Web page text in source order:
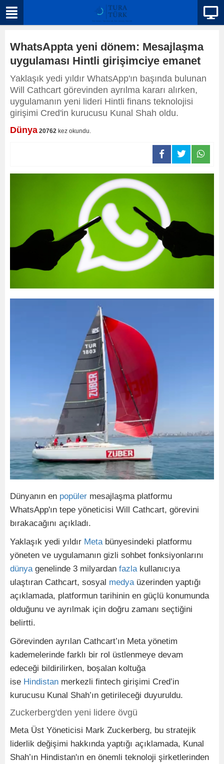
WhatsAppta yeni dönem: Mesajlaşma
uygulaması Hintli girişimciye emanet
Yaklaşık yedi yıldır WhatsApp'ın başında bulunan
Will Cathcart görevinden ayrılma kararı alırken,
uygulamanın yeni lideri Hintli finans teknolojisi
girişimi Cred'in kurucusu Kunal Shah oldu.
Dünya 20762 kez okundu.
Dünyanın en popüler mesajlaşma platformu
WhatsApp'ın tepe yöneticisi Will Cathcart, görevini
bırakacağını açıkladı.
Yaklaşık yedi yıldır Metabünyesindeki platformu
yöneten ve uygulamanın gizli sohbet fonksiyonlarını
dünyagenelinde 3 milyardan fazlakullanıcıya
ulaştıran Cathcart, sosyal medyaüzerinden yaptığı
açıklamada, platformun tarihinin en güçlü konumunda
olduğunu ve ayrılmak için doğru zamanı seçtiğini
belirtti.
Görevinden ayrılan Cathcart’ın Meta yönetim
kademelerinde farklı bir rol üstlenmeye devam
edeceği bildirilirken, boşalan koltuğa
ise Hindistan merkezli fintech girişimi Cred’in
kurucusu Kunal Shah’ın getirileceği duyuruldu.
Zuckerberg'den yeni lidere övgü
Meta Üst Yöneticisi Mark Zuckerberg, bu stratejik
liderlik değişimi hakkında yaptığı açıklamada, Kunal
Shah’ın Hindistan'ın en önemli teknoloji şirketlerinden